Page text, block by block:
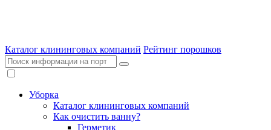
Каталог клининговых компаний Рейтинг порошков
Уборка
Каталог клининговых компаний
Как очистить ванну?
Герметик